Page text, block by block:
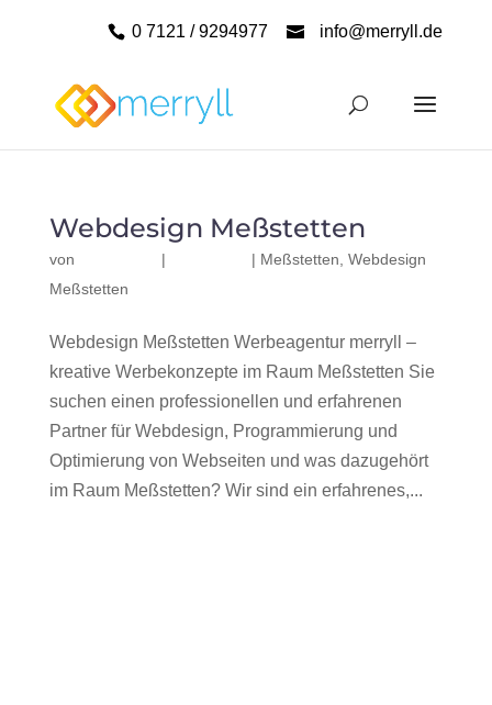
0 7121 / 9294977 info@merryll.de
Webdesign Meßstetten
von | | Meßstetten Webdesign
Meßstetten
Webdesign Meßstetten Werbeagentur merryll –
kreative Werbekonzepte im Raum Meßstetten Sie
suchen einen professionellen und erfahrenen
Partner für Webdesign, Programmierung und
Optimierung von Webseiten und was dazugehört
im Raum Meßstetten? Wir sind ein erfahrenes,...